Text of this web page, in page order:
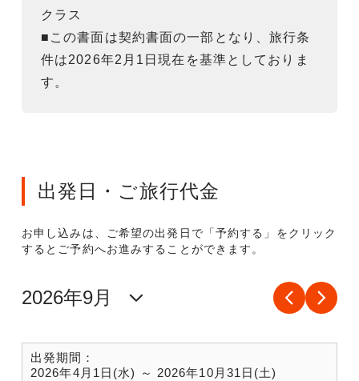
クラス
■この書面は契約書面の一部となり、旅行条
件は2026年2月1日現在を基準としておりま
す。
出発日・ご旅行代金
お申し込みは、ご希望の出発日で「予約する」をクリック
するとご予約へお進みすることができます。
出発期間：
2026年4月1日(水) ～ 2026年10月31日(土)